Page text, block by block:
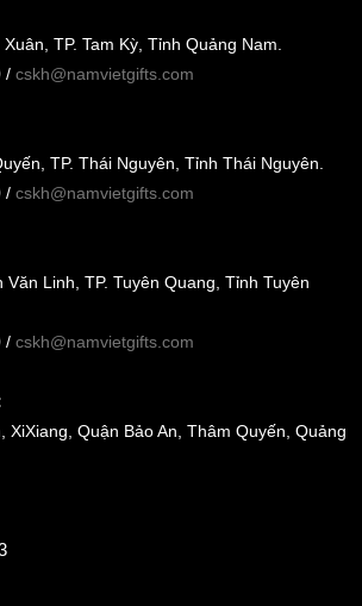
TP. Tam Kỳ, Tỉnh Quảng Nam.
/ cskh@namvietgifts.com
TP. Thái Nguyên, Tỉnh Thái Nguyên.
/ cskh@namvietgifts.com
Linh, TP. Tuyên Quang, Tỉnh Tuyên
/ cskh@namvietgifts.com
XiXiang, Quận Bảo An, Thâm Quyến, Quảng